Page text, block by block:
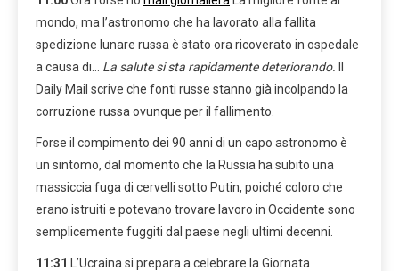
mondo, ma l’astronomo che ha lavorato alla fallita
spedizione lunare russa è stato ora ricoverato in ospedale
a causa di… La salute si sta rapidamente deteriorando. Il
Daily Mail scrive che fonti russe stanno già incolpando la
corruzione russa ovunque per il fallimento.
Forse il compimento dei 90 anni di un capo astronomo è
un sintomo, dal momento che la Russia ha subito una
massiccia fuga di cervelli sotto Putin, poiché coloro che
erano istruiti e potevano trovare lavoro in Occidente sono
semplicemente fuggiti dal paese negli ultimi decenni.
11:31 L’Ucraina si prepara a celebrare la Giornata